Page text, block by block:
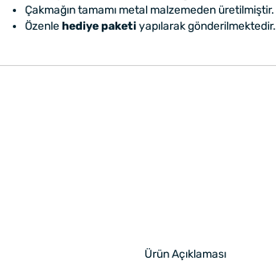
Çakmağın tamamı metal malzemeden üretilmiştir.
Özenlehediye paketiyapılarak gönderilmektedir.
Ürün Açıklaması